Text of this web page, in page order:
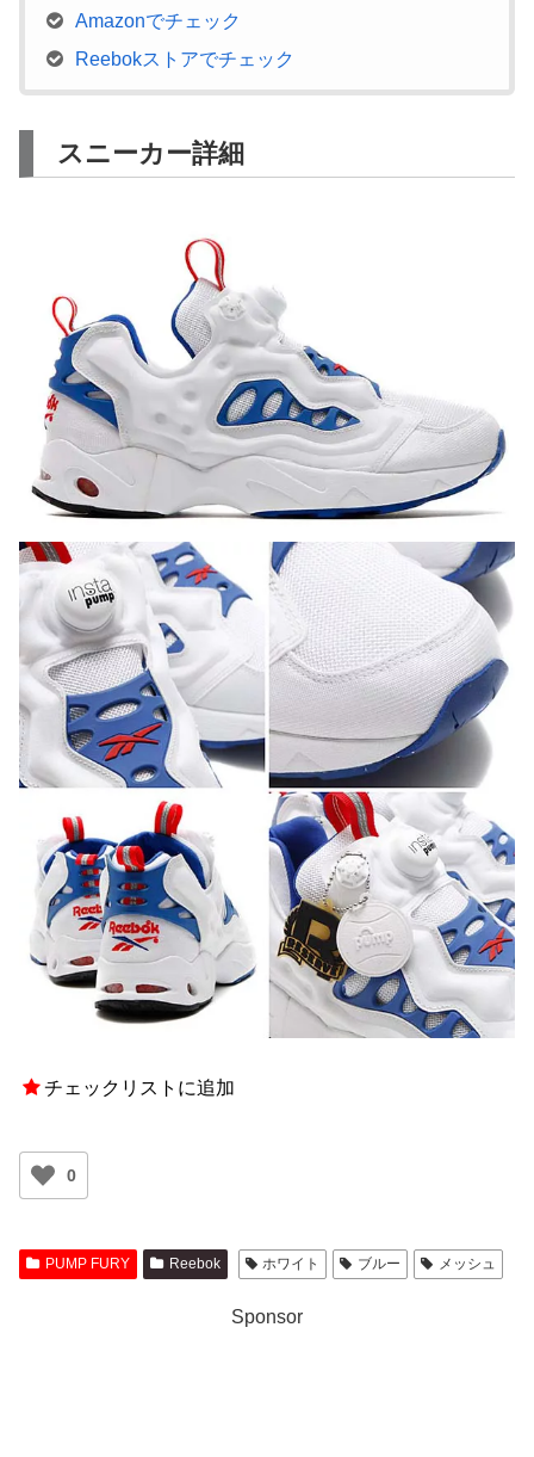
Amazonでチェック
Reebokストアでチェック
スニーカー詳細
チェックリストに追加
0
PUMP FURY Reebok ホワイト ブルー メッシュ
Sponsor